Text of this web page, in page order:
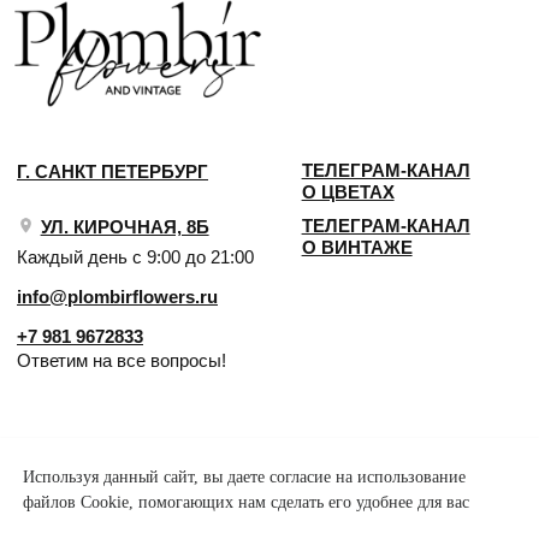
Используя данный сайт, вы даете согласие на использование
файлов Cookie, помогающих нам сделать его удобнее для вас